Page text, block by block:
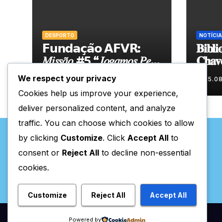
DESPORTO
𝗙𝘂𝗻𝗱𝗮𝗰̧𝗮̃𝗼 𝗔𝗙𝗩𝗥:
𝑀𝑖𝑠𝑠𝑎̃𝑜 #5 “𝐽𝑜𝑔𝑎𝑚𝑜𝑠 𝑃𝑒𝑙𝑎
𝑁𝑜𝑠𝑠𝑎 𝑇𝑒𝑟𝑟𝑎”
05.08.2026
NOTÍCIA
Valpaços Online
We respect your privacy
Cookies help us improve your experience,
deliver personalized content, and analyze
traffic. You can choose which cookies to allow
by clicking Customize. Click Accept All to
consent or Reject All to decline non-essential
cookies.
Customize Reject All Accept All
Powered by